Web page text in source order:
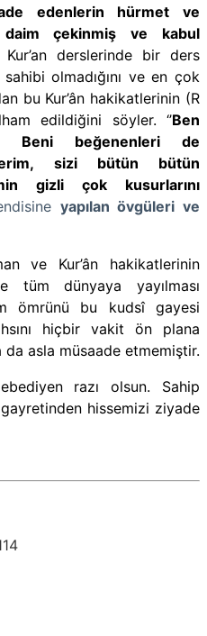
edenlerin hürmet ve
daim çekinmiş ve kabul
derslerinde bir ders
olmadığını ve en çok
bu Kur’ân hakikatlerinin (R
edildiğini söyler. ‘’Ben
Beni beğenenleri de
sizi bütün bütün
gizli çok kusurlarını
yapılan övgüleri ve
ve Kur’ân hakikatlerinin
tüm dünyaya yayılması
ömrünü bu kudsî gayesi
hiçbir vakit ön plana
da asla müsaade etmemiştir.
razı olsun. Sahip
hissemizi ziyade